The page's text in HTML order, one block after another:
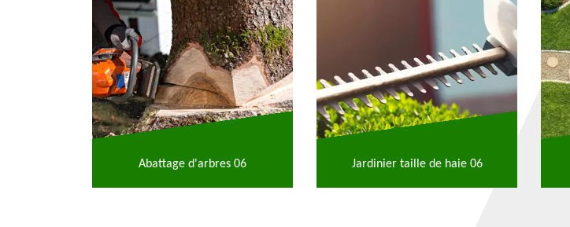
Abattage d'arbres 06 Jardinier taille de haie 06